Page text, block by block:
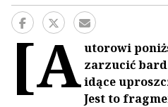
[Autorowi
zarzucić
idące
Jest to